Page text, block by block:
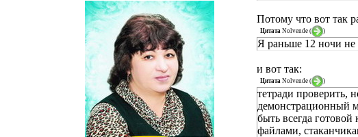
Потому что вот так
Цитата Nolvende ( )
Я раньше 12 ночи не
и вот так:
Цитата Nolvende ( )
тетради проверить,
демонстрационный
быть всегда
файлами,